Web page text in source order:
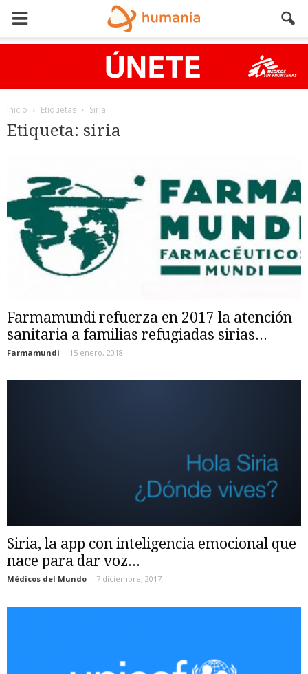
Inicio Etiquetas Siria
Etiqueta: siria
Farmamundi refuerza en 2017 la atención
sanitaria a familias refugiadas sirias...
Farmamundi - 15 enero, 2018
Siria, la app con inteligencia emocional que
nace para dar voz...
Médicos del Mundo - 7 diciembre, 2017